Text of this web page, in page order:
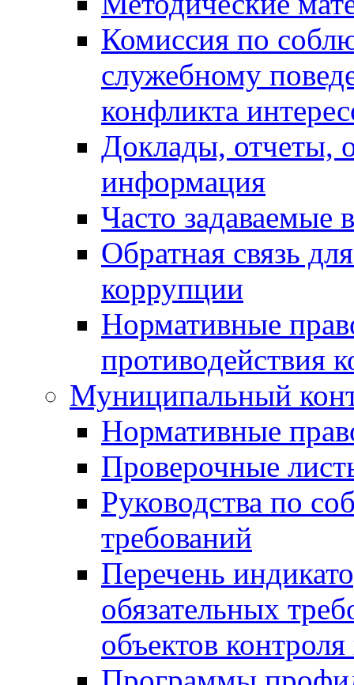
Комиссия по
служебному
конфликта
Доклады, отчеты,
информация
Часто задаваемые
Обратная связь
коррупции
Нормативные
противодействия
Муниципальный
Нормативные
Проверочные
Руководства по
требований
Перечень
обязательных
объектов